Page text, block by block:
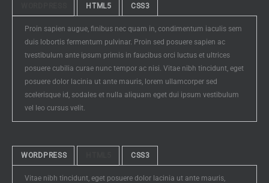
HTML5 CSS3
Proin sapien augue, finibus nec quam in, condimentum iaculis sem
duis lobortis fermentum pulvinar. Proin sed posuere sapien ac
tvestibulum ante ipsum primis in faucibus orci luctus et ultrices
posuere cubilia curae nunc tempor ac nisi. Vitae nibh tincidunt, eget
posuere dolor lacinia ut ante mauris, lorem ullamcorper sed
scelerisque id, sodales et nulla aliquam eget dui ipsum vestibulum
vel leo cursus velit.
WORDPRESS CSS3
Vitae nibh tincidunt, eget posuere dolor lacinia ut ante mauris,